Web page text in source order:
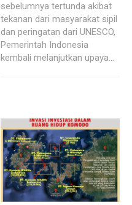
sebelumnya tertunda akibat
tekanan dari masyarakat sipil
dan peringatan dari UNESCO,
Pemerintah Indonesia
kembali melanjutkan upaya...